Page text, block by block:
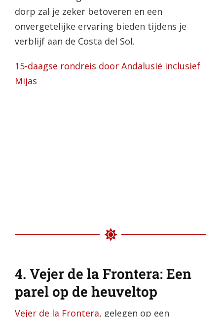
dorp zal je zeker betoveren en een
onvergetelijke ervaring bieden tijdens je
verblijf aan de Costa del Sol.
15-daagse rondreis door Andalusië inclusief
Mijas
4. Vejer de la Frontera: Een
parel op de heuveltop
Vejer de la Frontera, gelegen op een